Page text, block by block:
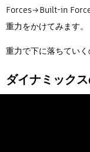
Forces→Built-in
重力をかけてみます。
重力で下に落ちていく
ダイナミック